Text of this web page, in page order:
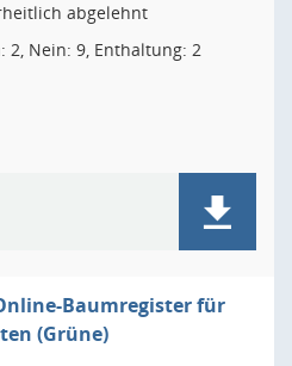
abgelehnt
2, Nein: 9, Enthaltung: 2
Baumregister für
(Grüne)